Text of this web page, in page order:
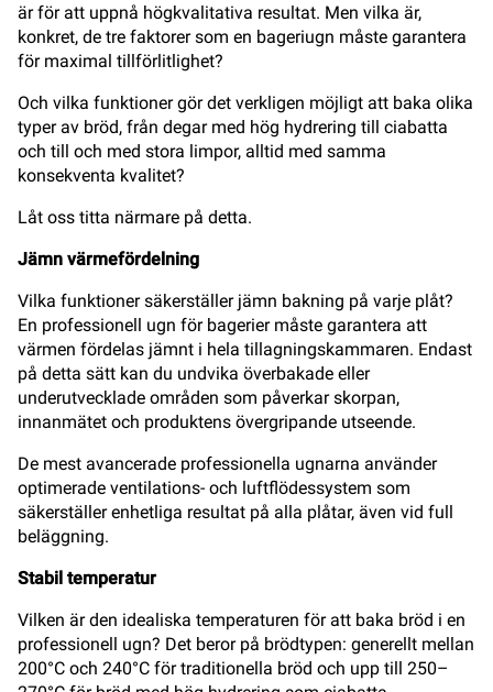
är för att uppnå högkvalitativa resultat. Men vilka är,
konkret, de tre faktorer som en bageriugn måste garantera
för maximal tillförlitlighet?
Och vilka funktioner gör det verkligen möjligt att baka olika
typer av bröd, från degar med hög hydrering till ciabatta
och till och med stora limpor, alltid med samma
konsekventa kvalitet?
Låt oss titta närmare på detta.
Jämn värmefördelning
Vilka funktioner säkerställer jämn bakning på varje plåt?
En professionell ugn för bagerier måste garantera att
värmen fördelas jämnt i hela tillagningskammaren. Endast
på detta sätt kan du undvika överbakade eller
underutvecklade områden som påverkar skorpan,
innanmätet och produktens övergripande utseende.
De mest avancerade professionella ugnarna använder
optimerade ventilations- och luftflödessystem som
säkerställer enhetliga resultat på alla plåtar, även vid full
beläggning.
Stabil temperatur
Vilken är den idealiska temperaturen för att baka bröd i en
professionell ugn? Det beror på brödtypen: generellt mellan
200°C och 240°C för traditionella bröd och upp till 250–